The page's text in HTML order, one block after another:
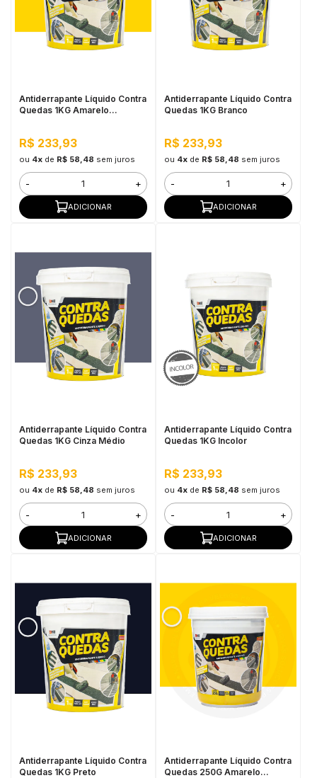
Antiderrapante Líquido Contra
Quedas 1KG Amarelo
R$ 233,93
ou 4xde R$ 58,48 sem juros
- +
ADICIONAR
Antiderrapante Líquido Contra
Quedas 1KG Branco
R$ 233,93
ou 4xde R$ 58,48 sem juros
- +
ADICIONAR
Antiderrapante Líquido Contra
Quedas 1KG Cinza Médio
R$ 233,93
ou 4xde R$ 58,48 sem juros
- +
ADICIONAR
Antiderrapante Líquido Contra
Quedas 1KG Incolor
R$ 233,93
ou 4xde R$ 58,48 sem juros
- +
ADICIONAR
Antiderrapante Líquido Contra
Quedas 1KG Preto
Antiderrapante Líquido Contra
Quedas 250G Amarelo